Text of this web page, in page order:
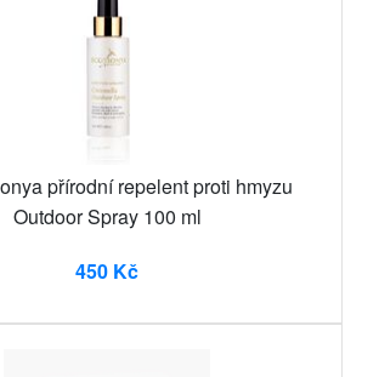
přírodní repelent proti hmyzu
Outdoor Spray 100 ml
450 Kč